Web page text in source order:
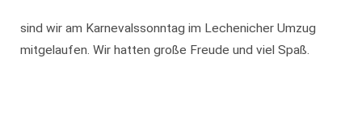
sind wir am Karnevalssonntag im Lechenicher Umzug
mitgelaufen. Wir hatten große Freude und viel Spaß.